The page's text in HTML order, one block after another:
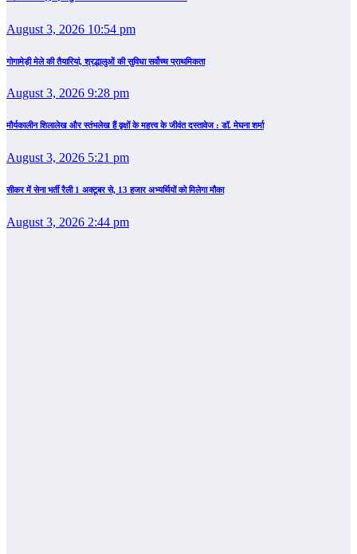
August 3, 2026 10:54 pm
गोगामेड़ी मेले की तैयारियां, श्रद्धालुओं की सुविधा सर्वोच्च प्राथमिकता
August 3, 2026 9:28 pm
मौर्यकालीन शिलालेख और स्तंभलेख हैं वृक्षों के महत्त्व के जीवंत दस्तावेज : डॉ. मेघना शर्मा
August 3, 2026 5:21 pm
सीकर में सेना भर्ती रैली 1 अक्टूबर से, 13 हजार अभ्यर्थियों को मिलेगा मौका
August 3, 2026 2:44 pm